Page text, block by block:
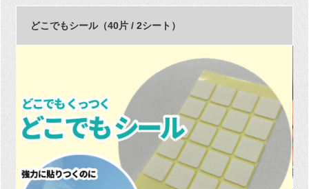
どこでもシール（40片 / 2シート）